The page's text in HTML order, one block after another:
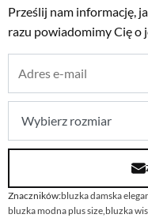
Prześlij nam informację,
razu powiadomimy Cię o
Znaczników:bluzka damska
bluzka modna plus size bluzka